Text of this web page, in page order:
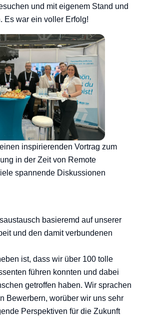
und mit eigenem Stand und
Es war ein voller Erfolg!
inspirierenden Vortrag zum
in der Zeit von Remote
spannende Diskussionen
basieremd auf unserer
und den damit verbundenen
ist, dass wir über 100 tolle
führen konnten und dabei
getroffen haben. Wir sprachen
Bewerbern, worüber wir uns sehr
Perspektiven für die Zukunft